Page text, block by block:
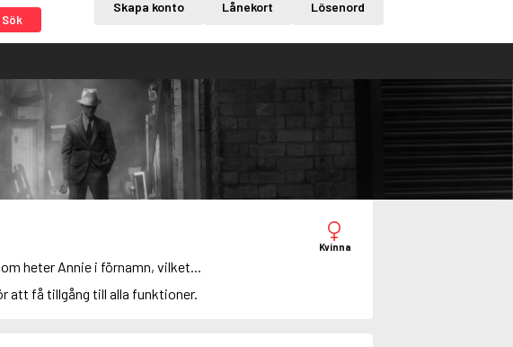
Sök
Skapa konto Lånekort Lösenord
Kvinna
heter Annie i förnamn, vilket...
att få tillgång till alla funktioner.